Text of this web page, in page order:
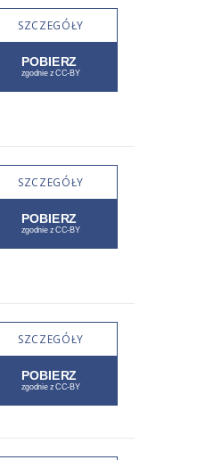
SZCZEGÓŁY
SZCZEGÓŁY
SZCZEGÓŁY